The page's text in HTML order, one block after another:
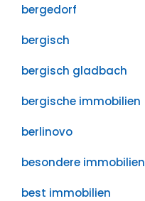
bergedorf
bergisch
bergisch gladbach
bergische immobilien
berlinovo
besondere immobilien
best immobilien